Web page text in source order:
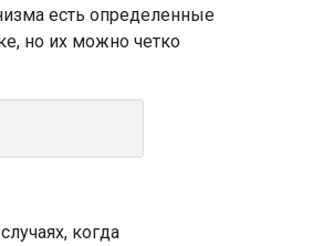
есть определенные
но их можно четко
когда